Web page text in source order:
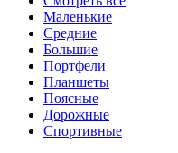
Маленькие
Средние
Большие
Портфели
Планшеты
Поясные
Дорожные
Спортивные